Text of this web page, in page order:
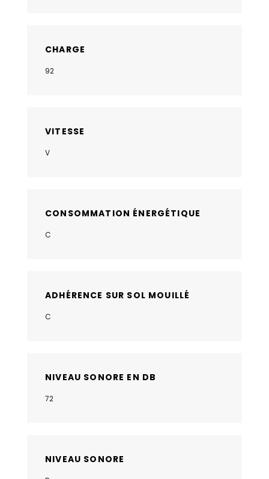
CHARGE
92
VITESSE
V
CONSOMMATION ÉNERGÉTIQUE
C
ADHÉRENCE SUR SOL MOUILLÉ
C
NIVEAU SONORE EN DB
72
NIVEAU SONORE